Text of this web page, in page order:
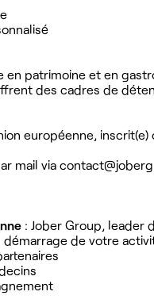
patrimoine et en
des cadres de
européenne,
mail via
: Jober Group, leader
de votre